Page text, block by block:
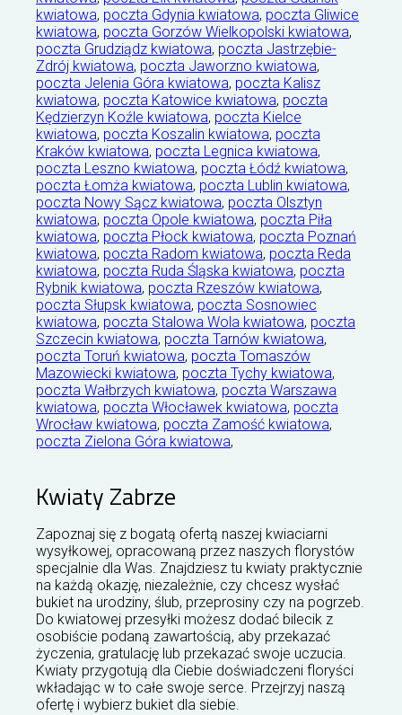
kwiatowa, poczta Gdynia kwiatowa, poczta Gliwice
kwiatowa, poczta Gorzów Wielkopolski kwiatowa,
poczta Grudziądz kwiatowa, poczta Jastrzębie-
Zdrój kwiatowa, poczta Jaworzno kwiatowa,
poczta Jelenia Góra kwiatowa, poczta Kalisz
kwiatowa, poczta Katowice kwiatowa, poczta
Kędzierzyn Koźle kwiatowa, poczta Kielce
kwiatowa, poczta Koszalin kwiatowa, poczta
Kraków kwiatowa, poczta Legnica kwiatowa,
poczta Leszno kwiatowa, poczta Łódź kwiatowa,
poczta Łomża kwiatowa, poczta Lublin kwiatowa,
poczta Nowy Sącz kwiatowa, poczta Olsztyn
kwiatowa, poczta Opole kwiatowa, poczta Piła
kwiatowa, poczta Płock kwiatowa, poczta Poznań
kwiatowa, poczta Radom kwiatowa, poczta Reda
kwiatowa, poczta Ruda Śląska kwiatowa, poczta
Rybnik kwiatowa, poczta Rzeszów kwiatowa,
poczta Słupsk kwiatowa, poczta Sosnowiec
kwiatowa, poczta Stalowa Wola kwiatowa, poczta
Szczecin kwiatowa, poczta Tarnów kwiatowa,
poczta Toruń kwiatowa, poczta Tomaszów
Mazowiecki kwiatowa, poczta Tychy kwiatowa,
poczta Wałbrzych kwiatowa, poczta Warszawa
kwiatowa, poczta Włocławek kwiatowa, poczta
Wrocław kwiatowa, poczta Zamość kwiatowa,
poczta Zielona Góra kwiatowa,
Kwiaty Zabrze
Zapoznaj się z bogatą ofertą naszej kwiaciarni
wysyłkowej, opracowaną przez naszych florystów
specjalnie dla Was. Znajdziesz tu kwiaty praktycznie
na każdą okazję, niezależnie, czy chcesz wysłać
bukiet na urodziny, ślub, przeprosiny czy na pogrzeb.
Do kwiatowej przesyłki możesz dodać bilecik z
osobiście podaną zawartością, aby przekazać
życzenia, gratulację lub przekazać swoje uczucia.
Kwiaty przygotują dla Ciebie doświadczeni floryści
wkładając w to całe swoje serce. Przejrzyj naszą
ofertę i wybierz bukiet dla siebie.